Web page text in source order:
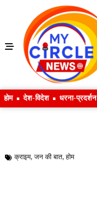
होम देश-विदेश धरना-प्रदर्शन
क्राइम, जन की बात, होम